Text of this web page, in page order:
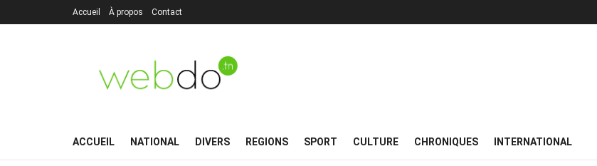
Accueil À propos Contact
ACCUEIL NATIONAL DIVERS REGIONS SPORT CULTURE CHRONIQUES INTERNATIONAL